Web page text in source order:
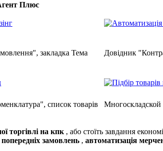
Плюс
закладка Тема Довідник
список товарів Многоскладской
торгівлі на кпк , або стоїть завдання
попередніх замовлень , автоматизація